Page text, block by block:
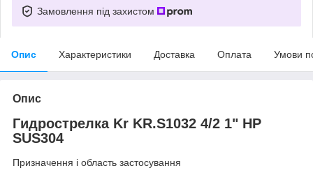
Замовлення під захистом
Опис Характеристики Доставка Оплата Умови
Опис
Гидрострелка Kr KR.S1032 4/2 1" НР
SUS304
Призначення і область застосування